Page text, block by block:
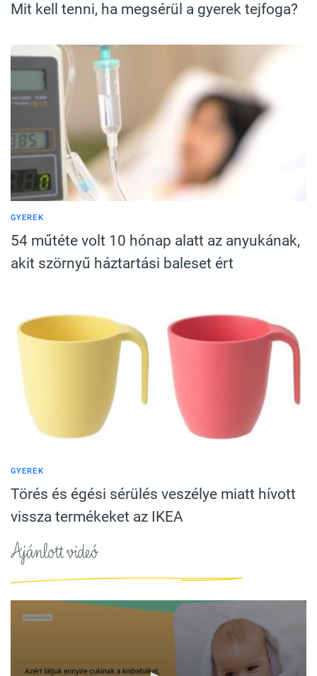
Mit kell tenni, ha megsérül a gyerek tejfoga?
GYEREK
54 műtéte volt 10 hónap alatt az anyukának,
akit szörnyű háztartási baleset ért
GYEREK
Törés és égési sérülés veszélye miatt hívott
vissza termékeket az IKEA
Ajánlott videó